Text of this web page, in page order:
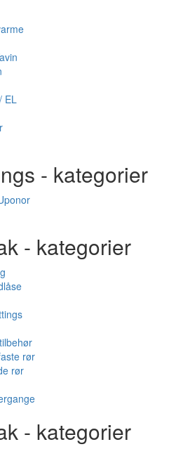
EL
- kategorier
- kategorier
rør
rør
- kategorier